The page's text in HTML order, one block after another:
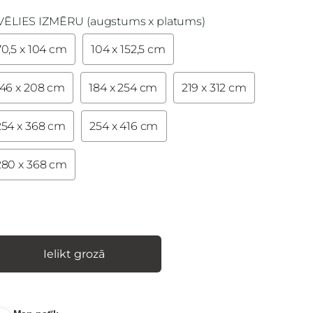
IZMĒRU (augstums x platums)
x 104 cm 104 x 152,5 cm
x 208 cm 184 x 254 cm 219 x 312 cm
x 368 cm 254 x 416 cm
x 368 cm
Ielikt grozā